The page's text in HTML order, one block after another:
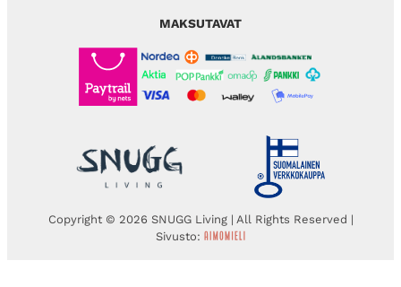
MAKSUTAVAT
Copyright © 2026 SNUGG Living | All Rights Reserved |
Sivusto: